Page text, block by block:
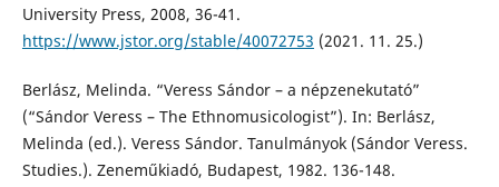
University Press, 2008, 36-41.
https://www.jstor.org/stable/40072753 (2021. 11. 25.)
Berlász, Melinda. “Veress Sándor – a népzenekutató”
(“Sándor Veress – The Ethnomusicologist”). In: Berlász,
Melinda (ed.). Veress Sándor. Tanulmányok (Sándor Veress.
Studies.). Zeneműkiadó, Budapest, 1982. 136-148.